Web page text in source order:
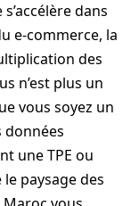
dans
e-commerce, la
des
n’est plus un
vous soyez un
données
une TPE ou
paysage des